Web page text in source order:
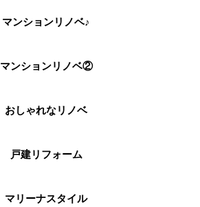
マンションリノベ♪
マンションリノベ②
おしゃれなリノベ
戸建リフォーム
マリーナスタイル